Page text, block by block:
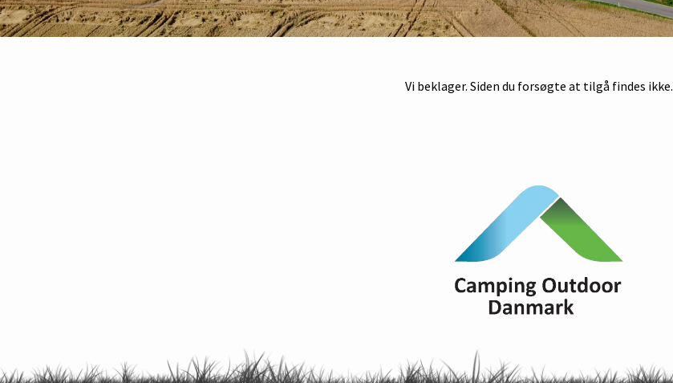
Vi beklager. Siden du forsøgte at tilgå findes ikke.